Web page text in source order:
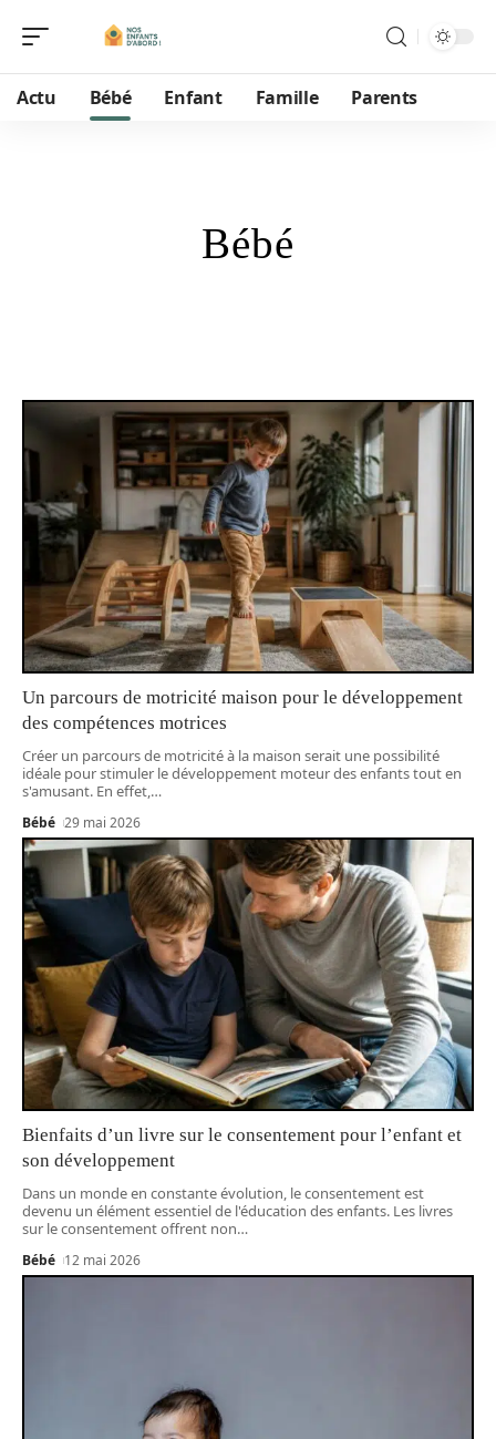
Actu Bébé Enfant Famille Parents
Bébé
Un parcours de motricité maison pour le développement
des compétences motrices
Créer un parcours de motricité à la maison serait une possibilité
idéale pour stimuler le développement moteur des enfants tout en
s'amusant. En effet,…
Bébé 29 mai 2026
Bienfaits d’un livre sur le consentement pour l’enfant et
son développement
Dans un monde en constante évolution, le consentement est
devenu un élément essentiel de l'éducation des enfants. Les livres
sur le consentement offrent non…
Bébé 12 mai 2026